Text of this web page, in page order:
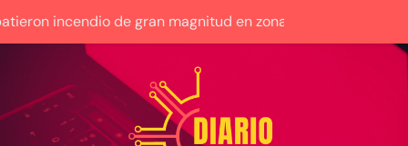
incendio de gran magnitud en zona industrial de El
de Compañía Nacional de Gas de Trinidad y Tobago
en la 9na y superan 3-2 a Bravos en 10 innings tras larga
de alta precisión contra la industria militar en Kiev